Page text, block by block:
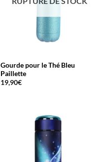
Gourde pour le Thé Bleu
Paillette
19,90€